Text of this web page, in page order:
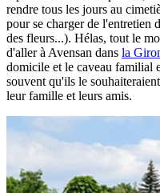
rendre tous les jours au
pour se charger de l'entretien
des fleurs...). Hélas, tout le
d'aller à Avensan dans la
domicile et le caveau familial
souvent qu'ils le
leur famille et leurs amis.